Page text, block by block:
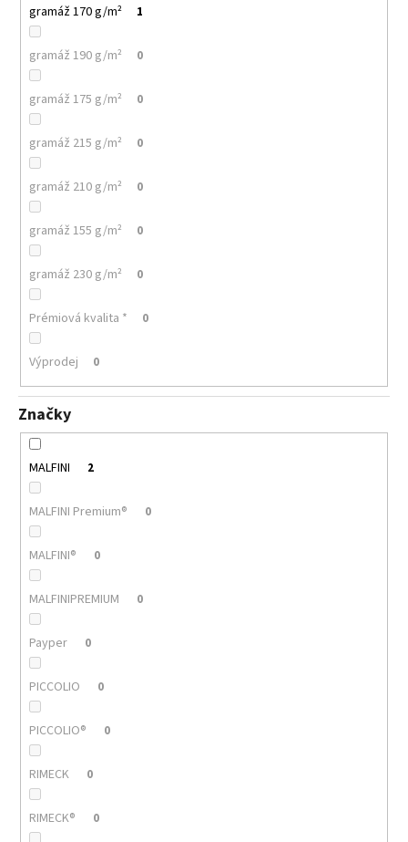
gramáž 170 g/m² 1
gramáž 190 g/m² 0
gramáž 175 g/m² 0
gramáž 215 g/m² 0
gramáž 210 g/m² 0
gramáž 155 g/m² 0
gramáž 230 g/m² 0
Prémiová kvalita * 0
Výprodej 0
Značky
MALFINI 2
MALFINI Premium® 0
MALFINI® 0
MALFINIPREMIUM 0
Payper 0
PICCOLIO 0
PICCOLIO® 0
RIMECK 0
RIMECK® 0
m
MALFINI
CITY
120
DÁMSKÉ
TRIČKO,
150
G,
VOLNÝ
STŘIH
106
Kč